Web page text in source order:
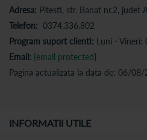
Adresa: Pitesti, str. Banat nr.2, judet
Telefon: 0374.336.802
Program suport clienti: Luni - Vineri:
Email: [email protected]
Pagina actualizata la data de: 06/
INFORMATII UTILE